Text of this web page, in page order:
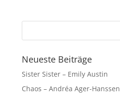
Neueste Beiträge
Sister Sister – Emily Austin
Chaos – Andréa Ager-Hanssen